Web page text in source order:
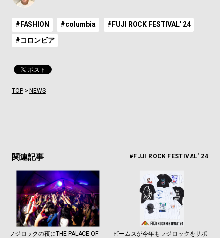
#FASHION #columbia #FUJI ROCK FESTIVAL' 24
#コロンビア
TOP> NEWS
関連記事 #FUJI ROCK FESTIVAL' 24
フジロックの夜にTHE PALACE OF
ビームスが今年もフジロックをサポ